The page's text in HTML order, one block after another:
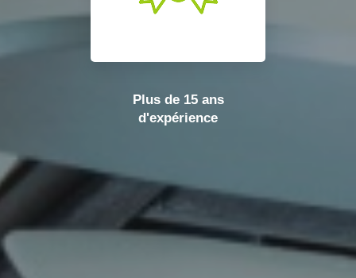
Plus de 15 ans
d'expérience